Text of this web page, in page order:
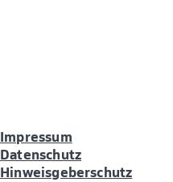
Impressum
Datenschutz
Hinweisgeberschutz